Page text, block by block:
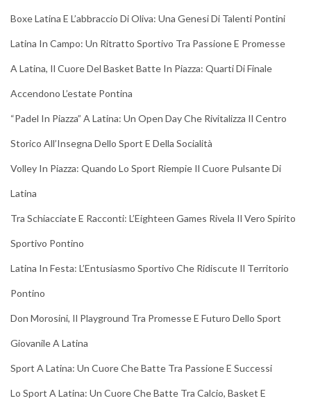
Boxe Latina E L’abbraccio Di Oliva: Una Genesi Di Talenti Pontini
Latina In Campo: Un Ritratto Sportivo Tra Passione E Promesse
A Latina, Il Cuore Del Basket Batte In Piazza: Quarti Di Finale
Accendono L’estate Pontina
“Padel In Piazza” A Latina: Un Open Day Che Rivitalizza Il Centro
Storico All’Insegna Dello Sport E Della Socialità
Volley In Piazza: Quando Lo Sport Riempie Il Cuore Pulsante Di
Latina
Tra Schiacciate E Racconti: L’Eighteen Games Rivela Il Vero Spirito
Sportivo Pontino
Latina In Festa: L’Entusiasmo Sportivo Che Ridiscute Il Territorio
Pontino
Don Morosini, Il Playground Tra Promesse E Futuro Dello Sport
Giovanile A Latina
Sport A Latina: Un Cuore Che Batte Tra Passione E Successi
Lo Sport A Latina: Un Cuore Che Batte Tra Calcio, Basket E